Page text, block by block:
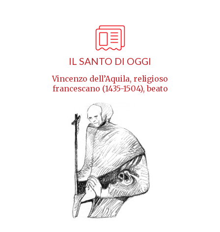
IL SANTO DI OGGI
Vincenzo dell’Aquila, religioso
francescano (1435-1504), beato